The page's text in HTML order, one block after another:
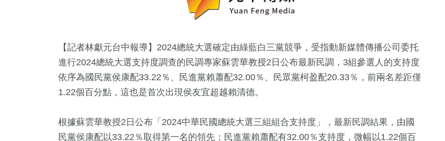
【記者林獻元台中報導】2024總統大選確定由綠藍白三黨競爭，受指動新媒體傳播公司委托
進行2024總統大選支持度調查的民調專家蘇雲華教授2日公布最新民調，3組參選人的支持度
依序為國民黨侯康配33.22％、民進黨賴蕭配32.00％、民眾黨柯盈配20.33％，前兩名差距僅
1.22個百分點，這也是首次出現侯友宜超越賴清德。
根據蘇雲華教授2日公布「2024中華民國總統大選三組組合支持度」，最新民調結果，由國
民黨侯康配以33.22％取得第一名的領先；民進黨賴蕭配有32.00％支持度，微幅以1.22個百